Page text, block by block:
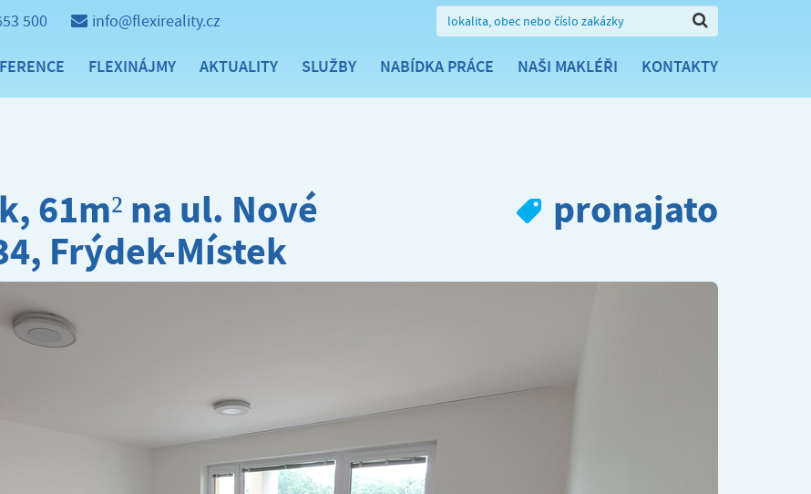
500 info@flexireality.cz
FLEXINÁJMY AKTUALITY SLUŽBY NABÍDKA PRÁCE NAŠI MAKLÉŘI KONTAKTY
61m² na ul. Nové
Frýdek-Místek
pronajato